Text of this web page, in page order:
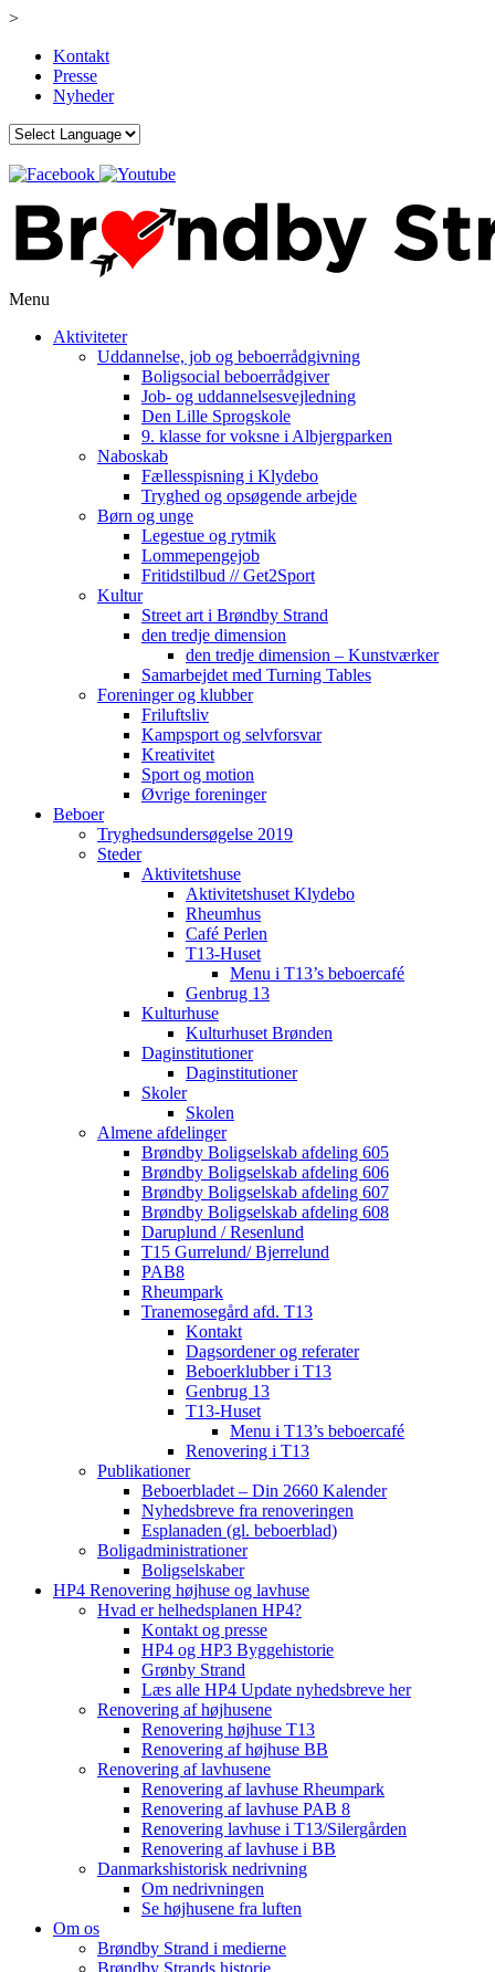
>
Kontakt
Presse
Nyheder
Menu
Aktiviteter
Uddannelse, job og beboerrådgivning
Boligsocial beboerrådgiver
Job- og uddannelsesvejledning
Den Lille Sprogskole
9. klasse for voksne i Albjergparken
Naboskab
Fællesspisning i Klydebo
Tryghed og opsøgende arbejde
Børn og unge
Legestue og rytmik
Lommepengejob
Fritidstilbud // Get2Sport
Kultur
Street art i Brøndby Strand
den tredje dimension
den tredje dimension – Kunstværker
Samarbejdet med Turning Tables
Foreninger og klubber
Friluftsliv
Kampsport og selvforsvar
Kreativitet
Sport og motion
Øvrige foreninger
Beboer
Tryghedsundersøgelse 2019
Steder
Aktivitetshuse
Aktivitetshuset Klydebo
Rheumhus
Café Perlen
T13-Huset
Menu i T13’s beboercafé
Genbrug 13
Kulturhuse
Kulturhuset Brønden
Daginstitutioner
Daginstitutioner
Skoler
Skolen
Almene afdelinger
Brøndby Boligselskab afdeling 605
Brøndby Boligselskab afdeling 606
Brøndby Boligselskab afdeling 607
Brøndby Boligselskab afdeling 608
Daruplund / Resenlund
T15 Gurrelund/ Bjerrelund
PAB8
Rheumpark
Tranemosegård afd. T13
Kontakt
Dagsordener og referater
Beboerklubber i T13
Genbrug 13
T13-Huset
Menu i T13’s beboercafé
Renovering i T13
Publikationer
Beboerbladet – Din 2660 Kalender
Nyhedsbreve fra renoveringen
Esplanaden (gl. beboerblad)
Boligadministrationer
Boligselskaber
HP4 Renovering højhuse og lavhuse
Hvad er helhedsplanen HP4?
Kontakt og presse
HP4 og HP3 Byggehistorie
Grønby Strand
Læs alle HP4 Update nyhedsbreve her
Renovering af højhusene
Renovering højhuse T13
Renovering af højhuse BB
Renovering af lavhusene
Renovering af lavhuse Rheumpark
Renovering af lavhuse PAB 8
Renovering lavhuse i T13/Silergården
Renovering af lavhuse i BB
Danmarkshistorisk nedrivning
Om nedrivningen
Se højhusene fra luften
Om os
Brøndby Strand i medierne
Brøndby Strands historie